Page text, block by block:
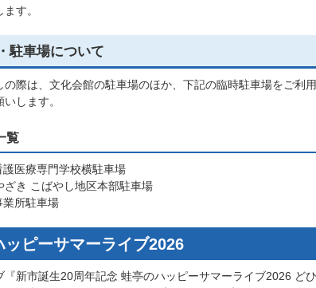
す。
駐車場について
の際は、文化会館の駐車場のほか、下記の臨時駐車場をご利
します。
覧
護医療専門学校横駐車場
ざき こばやし地区本部駐車場
業所駐車場
ッピーサマーライブ2026
『新市誕生20周年記念 蛙亭のハッピーサマーライブ2026 ど